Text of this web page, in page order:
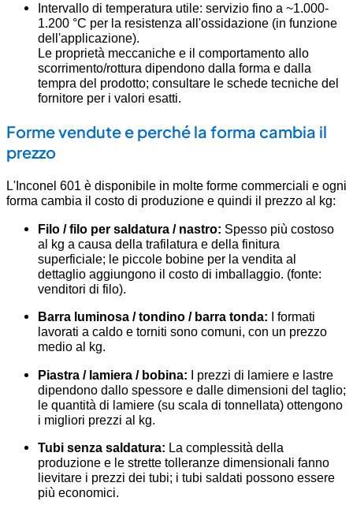
Intervallo di temperatura utile: servizio fino a ~1.000-
1.200 °C per la resistenza all'ossidazione (in funzione
dell'applicazione).
Le proprietà meccaniche e il comportamento allo
scorrimento/rottura dipendono dalla forma e dalla
tempra del prodotto; consultare le schede tecniche del
fornitore per i valori esatti.
Forme vendute e perché la forma cambia il
prezzo
L'Inconel 601 è disponibile in molte forme commerciali e ogni
forma cambia il costo di produzione e quindi il prezzo al kg:
Filo / filo per saldatura / nastro: Spesso più costoso
al kg a causa della trafilatura e della finitura
superficiale; le piccole bobine per la vendita al
dettaglio aggiungono il costo di imballaggio. (fonte:
venditori di filo).
Barra luminosa / tondino / barra tonda: I formati
lavorati a caldo e torniti sono comuni, con un prezzo
medio al kg.
Piastra / lamiera / bobina: I prezzi di lamiere e lastre
dipendono dallo spessore e dalle dimensioni del taglio;
le quantità di lamiere (su scala di tonnellata) ottengono
i migliori prezzi al kg.
Tubi senza saldatura: La complessità della
produzione e le strette tolleranze dimensionali fanno
lievitare i prezzi dei tubi; i tubi saldati possono essere
più economici.